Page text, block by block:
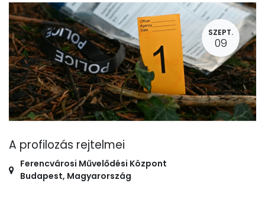
SZEPT.
09
A profilozás rejtelmei
Ferencvárosi Művelődési Központ
Budapest, Magyarország